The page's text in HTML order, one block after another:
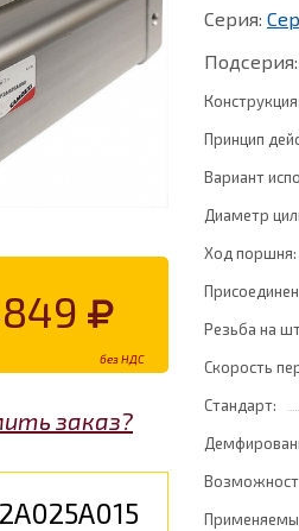
без НДС
заказ?
Серия:
Подсерия:
Конструкция:
Принцип
Вариант
Диаметр
Ход поршня:
Резьба на
Скорость
Стандарт: